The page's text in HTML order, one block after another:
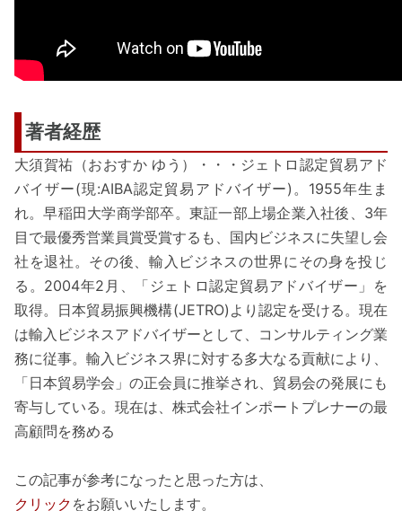
著者経歴
大須賀祐（おおすか ゆう）・・・ジェトロ認定貿易アド
バイザー(現:AIBA認定貿易アドバイザー)。1955年生ま
れ。早稲田大学商学部卒。東証一部上場企業入社後、3年
目で最優秀営業員賞受賞するも、国内ビジネスに失望し会
社を退社。その後、輸入ビジネスの世界にその身を投じ
る。2004年2月、「ジェトロ認定貿易アドバイザー」を
取得。日本貿易振興機構(JETRO)より認定を受ける。現在
は輸入ビジネスアドバイザーとして、コンサルティング業
務に従事。輸入ビジネス界に対する多大なる貢献により、
「日本貿易学会」の正会員に推挙され、貿易会の発展にも
寄与している。現在は、株式会社インポートプレナーの最
高顧問を務める
この記事が参考になったと思った方は、
クリック をお願いいたします。